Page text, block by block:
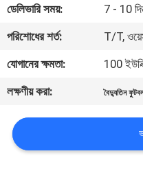
যোগাযোগ
করুন
খবর
উদ্ধৃতির
ডেলিভারি সময়:
7 - 10
পরিশোধের শর্ত:
T/T,
যোগানের ক্ষমতা:
100
লক্ষণীয় করা:
বৈদ্যুতিন